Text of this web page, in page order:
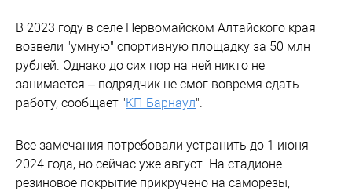
В 2023 году в селе Первомайском Алтайского края
возвели "умную" спортивную площадку за 50 млн
рублей. Однако до сих пор на ней никто не
занимается – подрядчик не смог вовремя сдать
работу, сообщает "КП-Барнаул".
Все замечания потребовали устранить до 1 июня
2024 года, но сейчас уже август. На стадионе
резиновое покрытие прикручено на саморезы,